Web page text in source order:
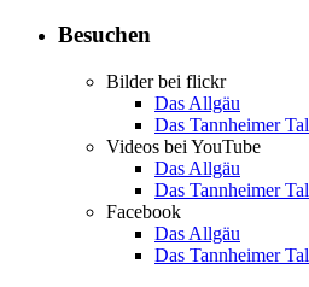
Besuchen
Bilder bei flickr
Das Allgäu
Das Tannheimer Tal
Videos bei YouTube
Das Allgäu
Das Tannheimer Tal
Facebook
Das Allgäu
Das Tannheimer Tal